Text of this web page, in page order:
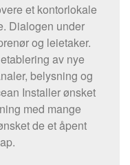
et kontorlokale
Dialogen under
og leietaker.
av nye
belysning og
Installer ønsket
med mange
de et åpent